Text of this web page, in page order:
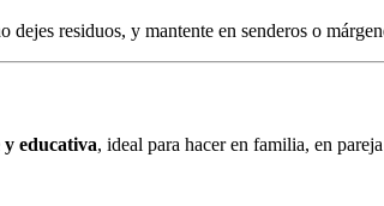
dejes residuos, y mantente en senderos o
y educativa, ideal para hacer en familia, en